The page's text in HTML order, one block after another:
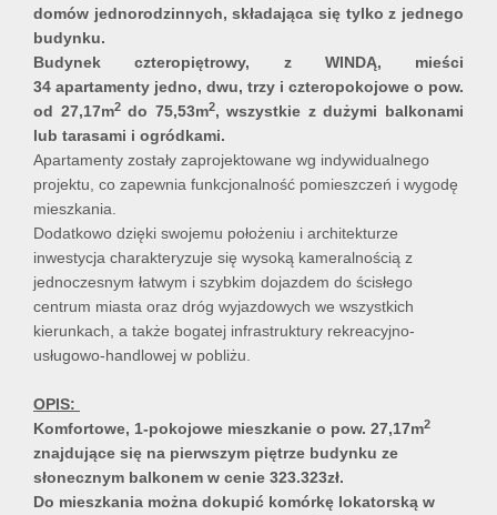
domów jednorodzinnych, składająca się tylko z jednego
budynku.
Budynek czteropiętrowy, z WINDĄ, mieści
34 apartamenty jedno, dwu, trzy i czteropokojowe o pow.
od 27,17m2do 75,53m2, wszystkie z dużymi balkonami
lub tarasami i ogródkami.
Apartamenty zostały zaprojektowane wg indywidualnego
projektu, co zapewnia funkcjonalność pomieszczeń i wygodę
mieszkania.
Dodatkowo dzięki swojemu położeniu i architekturze
inwestycja charakteryzuje się wysoką kameralnością z
jednoczesnym łatwym i szybkim dojazdem do ścisłego
centrum miasta oraz dróg wyjazdowych we wszystkich
kierunkach, a także bogatej infrastruktury rekreacyjno-
usługowo-handlowej w pobliżu.
OPIS:
Komfortowe, 1-pokojowe mieszkanie o pow. 27,17m2
znajdujące się na pierwszym piętrze budynku ze
słonecznym balkonem w cenie 323.323zł.
Do mieszkania można dokupić komórkę lokatorską w